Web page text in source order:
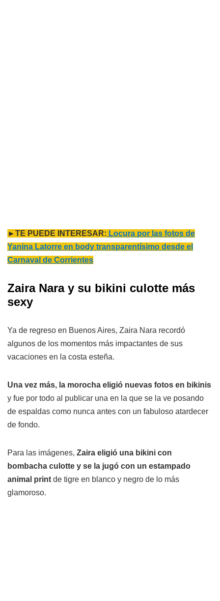
►TE PUEDE INTERESAR: Locura por las fotos de
Yanina Latorre en body transparentísimo desde el
Carnaval de Corrientes
Zaira Nara y su bikini culotte más
sexy
Ya de regreso en Buenos Aires, Zaira Nara recordó
algunos de los momentos más impactantes de sus
vacaciones en la costa esteña.
Una vez más, la morocha eligió nuevas fotos en bikinis
y fue por todo al publicar una en la que se la ve posando
de espaldas como nunca antes con un fabuloso atardecer
de fondo.
Para las imágenes, Zaira eligió una bikini con
bombacha culotte y se la jugó con un estampado
animal print de tigre en blanco y negro de lo más
glamoroso.